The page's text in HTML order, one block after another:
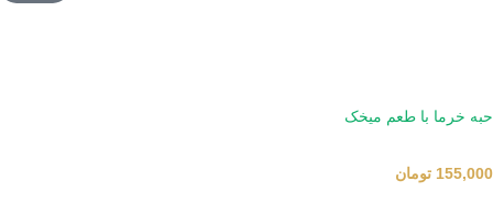
حبه خرما با طعم میخک
155,000 تومان